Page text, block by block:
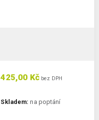
425,00 Kč bez DPH
Skladem: na poptání